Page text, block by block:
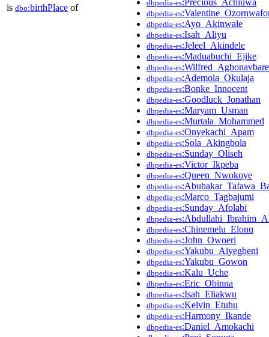
is dbo:birthPlace of dbpedia-es
dbpedia-es
dbpedia-es:Ayo_Akinwale
dbpedia-es:Isah_Aliyu
dbpedia-es:Jeleel_Akindele
dbpedia-es:Maduabuchi_Ejike
dbpedia-es:Wilfred_Agbonavbare
dbpedia-es:Ademola_Okulaja
dbpedia-es:Bonke_Innocent
dbpedia-es:Goodluck_Jonathan
dbpedia-es:Maryam_Usman
dbpedia-es:Murtala_Mohammed
dbpedia-es:Onyekachi_Apam
dbpedia-es:Sola_Akingbola
dbpedia-es:Sunday_Oliseh
dbpedia-es:Victor_Ikpeba
dbpedia-es:Queen_Nwokoye
dbpedia-es
dbpedia-es:Marco_Tagbajumi
dbpedia-es:Sunday_Afolabi
dbpedia-es
dbpedia-es:Chinemelu_Elonu
dbpedia-es:John_Owoeri
dbpedia-es:Yakubu_Aiyegbeni
dbpedia-es:Yakubu_Gowon
dbpedia-es:Kalu_Uche
dbpedia-es:Eric_Obinna
dbpedia-es:Isah_Eliakwu
dbpedia-es:Kelvin_Etuhu
dbpedia-es:Harmony_Ikande
dbpedia-es:Daniel_Amokachi